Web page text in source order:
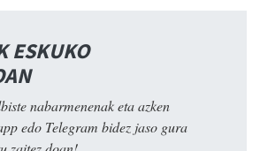
ESKUKO
nabarmenenak eta azken
edo Telegram bidez jaso gura